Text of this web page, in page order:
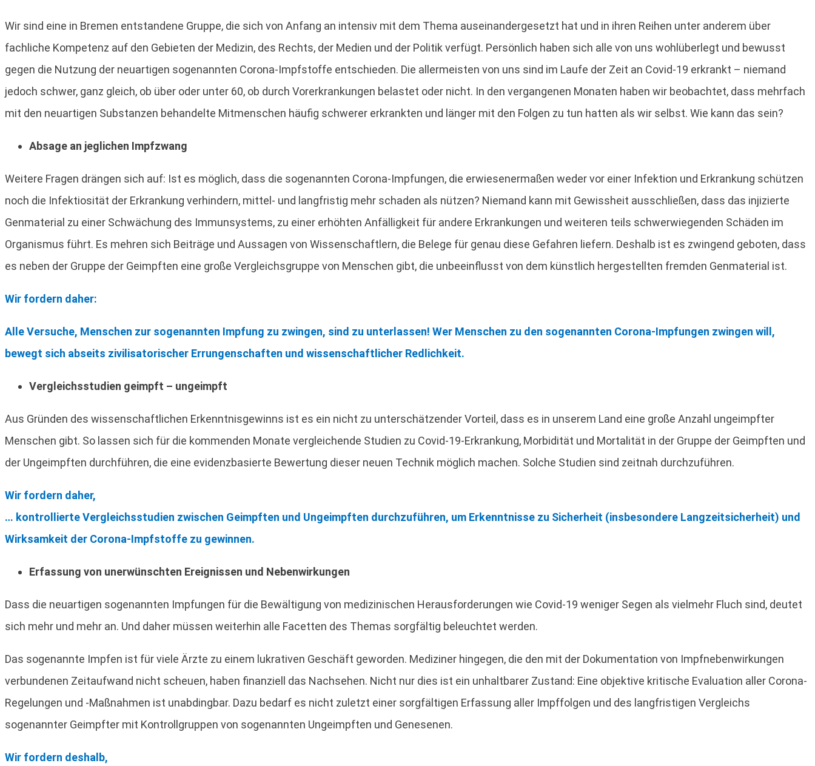
Wir sind eine in Bremen entstandene Gruppe, die sich von Anfang an intensiv mit dem Thema auseinandergesetzt hat und in ihren Reihen unter anderem über
fachliche Kompetenz auf den Gebieten der Medizin, des Rechts, der Medien und der Politik verfügt. Persönlich haben sich alle von uns wohlüberlegt und bewusst
gegen die Nutzung der neuartigen sogenannten Corona-Impfstoffe entschieden. Die allermeisten von uns sind im Laufe der Zeit an Covid-19 erkrankt – niemand
jedoch schwer, ganz gleich, ob über oder unter 60, ob durch Vorerkrankungen belastet oder nicht. In den vergangenen Monaten haben wir beobachtet, dass mehrfach
mit den neuartigen Substanzen behandelte Mitmenschen häufig schwerer erkrankten und länger mit den Folgen zu tun hatten als wir selbst. Wie kann das sein?
Absage an jeglichen Impfzwang
Weitere Fragen drängen sich auf: Ist es möglich, dass die sogenannten Corona-Impfungen, die erwiesenermaßen weder vor einer Infektion und Erkrankung schützen
noch die Infektiosität der Erkrankung verhindern, mittel- und langfristig mehr schaden als nützen? Niemand kann mit Gewissheit ausschließen, dass das injizierte
Genmaterial zu einer Schwächung des Immunsystems, zu einer erhöhten Anfälligkeit für andere Erkrankungen und weiteren teils schwerwiegenden Schäden im
Organismus führt. Es mehren sich Beiträge und Aussagen von Wissenschaftlern, die Belege für genau diese Gefahren liefern. Deshalb ist es zwingend geboten, dass
es neben der Gruppe der Geimpften eine große Vergleichsgruppe von Menschen gibt, die unbeeinflusst von dem künstlich hergestellten fremden Genmaterial ist.
Wir fordern daher:
Alle Versuche, Menschen zur sogenannten Impfung zu zwingen, sind zu unterlassen! Wer Menschen zu den sogenannten Corona-Impfungen zwingen will,
bewegt sich abseits zivilisatorischer Errungenschaften und wissenschaftlicher Redlichkeit.
Vergleichsstudien geimpft – ungeimpft
Aus Gründen des wissenschaftlichen Erkenntnisgewinns ist es ein nicht zu unterschätzender Vorteil, dass es in unserem Land eine große Anzahl ungeimpfter
Menschen gibt. So lassen sich für die kommenden Monate vergleichende Studien zu Covid-19-Erkrankung, Morbidität und Mortalität in der Gruppe der Geimpften und
der Ungeimpften durchführen, die eine evidenzbasierte Bewertung dieser neuen Technik möglich machen. Solche Studien sind zeitnah durchzuführen.
Wir fordern daher,
… kontrollierte Vergleichsstudien zwischen Geimpften und Ungeimpften durchzuführen, um Erkenntnisse zu Sicherheit (insbesondere Langzeitsicherheit) und
Wirksamkeit der Corona-Impfstoffe zu gewinnen.
Erfassung von unerwünschten Ereignissen und Nebenwirkungen
Dass die neuartigen sogenannten Impfungen für die Bewältigung von medizinischen Herausforderungen wie Covid-19 weniger Segen als vielmehr Fluch sind, deutet
sich mehr und mehr an. Und daher müssen weiterhin alle Facetten des Themas sorgfältig beleuchtet werden.
Das sogenannte Impfen ist für viele Ärzte zu einem lukrativen Geschäft geworden. Mediziner hingegen, die den mit der Dokumentation von Impfnebenwirkungen
verbundenen Zeitaufwand nicht scheuen, haben finanziell das Nachsehen. Nicht nur dies ist ein unhaltbarer Zustand: Eine objektive kritische Evaluation aller Corona-
Regelungen und -Maßnahmen ist unabdingbar. Dazu bedarf es nicht zuletzt einer sorgfältigen Erfassung aller Impffolgen und des langfristigen Vergleichs
sogenannter Geimpfter mit Kontrollgruppen von sogenannten Ungeimpften und Genesenen.
Wir fordern deshalb,